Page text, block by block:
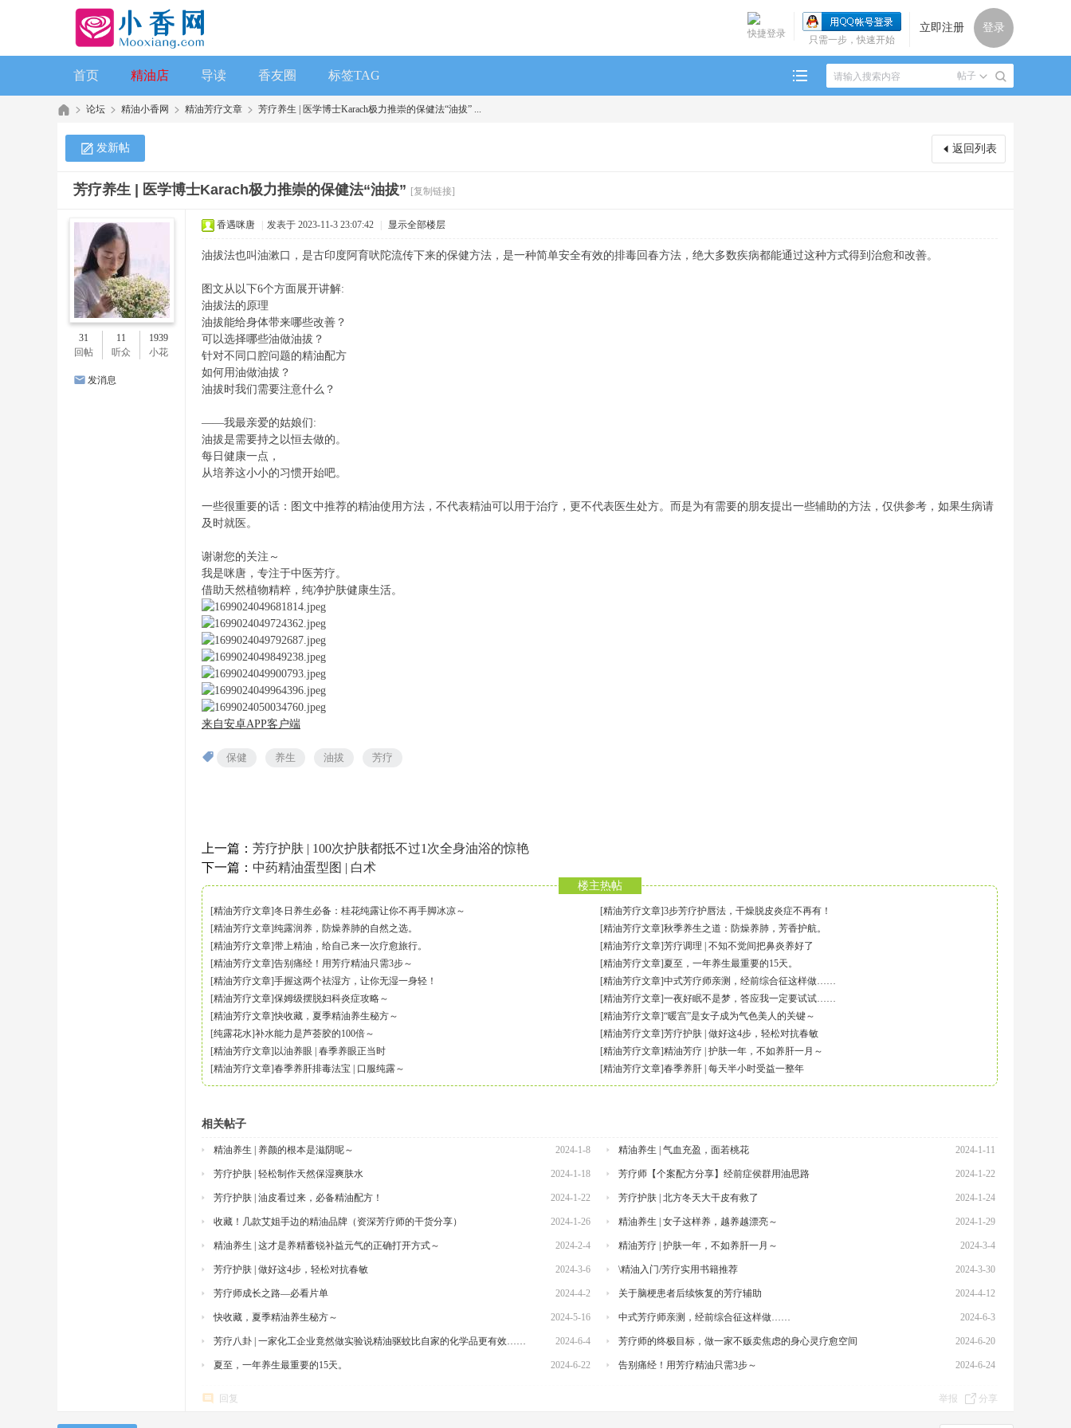
立即注册 登录
只需一步，快速开始
快捷登录
帖子
首页 精油店 导读 香友圈 标签TAG
论坛 精油小香网 精油芳疗文章 芳疗养生 | 医学博士Karach极力推崇的保健法“油拔” ...
返回列表
发新帖
芳疗养生 | 医学博士Karach极力推崇的保健法“油拔” [复制链接]
31
回帖
11
听众
1939
小花
发消息
香遇咪唐 发表于 2023-11-3 23:07:42 显示全部楼层
油拔法也叫油漱口，是古印度阿育吠陀流传下来的保健方法，是一种简单安全有效的排毒回春方法，绝大多数疾病都能通过这种方式得到治愈和改善。
图文从以下6个方面展开讲解:
油拔法的原理
油拔能给身体带来哪些改善？
可以选择哪些油做油拔？
针对不同口腔问题的精油配方
如何用油做油拔？
油拔时我们需要注意什么？
——我最亲爱的姑娘们:
油拔是需要持之以恒去做的。
每日健康一点，
从培养这小小的习惯开始吧。
一些很重要的话：图文中推荐的精油使用方法，不代表精油可以用于治疗，更不代表医生处方。而是为有需要的朋友提出一些辅助的方法，仅供参考，如果生病请
及时就医。
谢谢您的关注～
我是咪唐，专注于中医芳疗。
借助天然植物精粹，纯净护肤健康生活。
来自安卓APP客户端
保健 养生 油拔 芳疗
上一篇： 芳疗护肤 | 100次护肤都抵不过1次全身油浴的惊艳
下一篇： 中药精油蛋型图 | 白术
楼主热帖
冬日养生必备：桂花纯露让你不再手脚冰凉～
[精油芳疗文章] 3步芳疗护唇法，干燥脱皮炎症不再有！
[精油芳疗文章]
纯露润养，防燥养肺的自然之选。
[精油芳疗文章] 秋季养生之道：防燥养肺，芳香护航。
[精油芳疗文章]
带上精油，给自己来一次疗愈旅行。
[精油芳疗文章] 芳疗调理 | 不知不觉间把鼻炎养好了
[精油芳疗文章]
告别痛经！用芳疗精油只需3步～
[精油芳疗文章] 夏至，一年养生最重要的15天。
[精油芳疗文章]
手握这两个祛湿方，让你无湿一身轻！
[精油芳疗文章] 中式芳疗师亲测，经前综合征这样做……
[精油芳疗文章]
保姆级摆脱妇科炎症攻略～
[精油芳疗文章] 一夜好眠不是梦，答应我一定要试试……
[精油芳疗文章]
快收藏，夏季精油养生秘方～
[精油芳疗文章] “暖宫”是女子成为气色美人的关键～
[精油芳疗文章]
补水能力是芦荟胶的100倍～
[纯露花水] 芳疗护肤 | 做好这4步，轻松对抗春敏
[精油芳疗文章]
以油养眼 | 春季养眼正当时
[精油芳疗文章] 精油芳疗 | 护肤一年，不如养肝一月～
[精油芳疗文章]
春季养肝排毒法宝 | 口服纯露～
[精油芳疗文章] 春季养肝 | 每天半小时受益一整年
[精油芳疗文章]
相关帖子
2024-1-8
精油养生 | 养颜的根本是滋阴呢～ 2024-1-11
精油养生 | 气血充盈，面若桃花
2024-1-18
芳疗护肤 | 轻松制作天然保湿爽肤水 2024-1-22
芳疗师【个案配方分享】经前症侯群用油思路
2024-1-22
芳疗护肤 | 油皮看过来，必备精油配方！ 2024-1-24
芳疗护肤 | 北方冬天大干皮有救了
2024-1-26
收藏！几款艾姐手边的精油品牌（资深芳疗师的干货分享） 2024-1-29
精油养生 | 女子这样养，越养越漂亮～
2024-2-4
精油养生 | 这才是养精蓄锐补益元气的正确打开方式～ 2024-3-4
精油芳疗 | 护肤一年，不如养肝一月～
2024-3-6
芳疗护肤 | 做好这4步，轻松对抗春敏 2024-3-30
\精油入门/芳疗实用书籍推荐
2024-4-2
芳疗师成长之路—必看片单 2024-4-12
关于脑梗患者后续恢复的芳疗辅助
2024-5-16
快收藏，夏季精油养生秘方～ 2024-6-3
中式芳疗师亲测，经前综合征这样做……
2024-6-4
芳疗八卦 | 一家化工企业竟然做实验说精油驱蚊比自家的化学品更有效…… 2024-6-20
芳疗师的终极目标，做一家不贩卖焦虑的身心灵疗愈空间
2024-6-22
夏至，一年养生最重要的15天。 2024-6-24
告别痛经！用芳疗精油只需3步～
回复 举报 分享